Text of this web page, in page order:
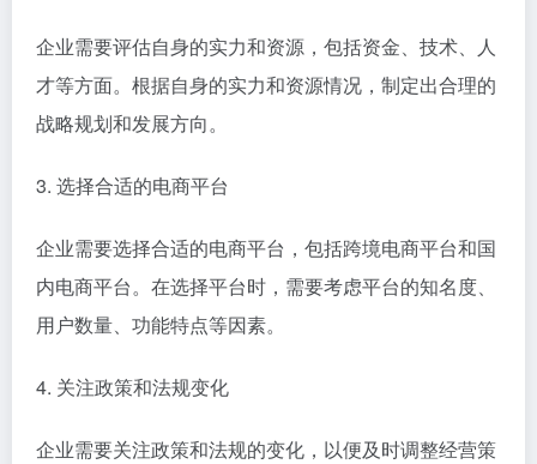
企业需要评估自身的实力和资源，包括资金、技术、人
才等方面。根据自身的实力和资源情况，制定出合理的
战略规划和发展方向。
3. 选择合适的电商平台
企业需要选择合适的电商平台，包括跨境电商平台和国
内电商平台。在选择平台时，需要考虑平台的知名度、
用户数量、功能特点等因素。
4. 关注政策和法规变化
企业需要关注政策和法规的变化，以便及时调整经营策